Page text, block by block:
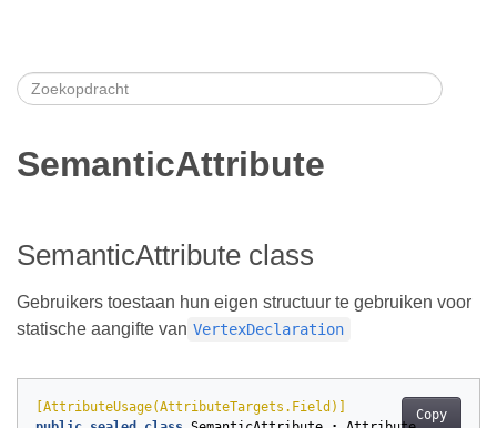
SemanticAttribute
SemanticAttribute class
Gebruikers toestaan hun eigen structuur te gebruiken voor
statische aangifte van VertexDeclaration
Copy
[AttributeUsage(AttributeTargets.Field)]